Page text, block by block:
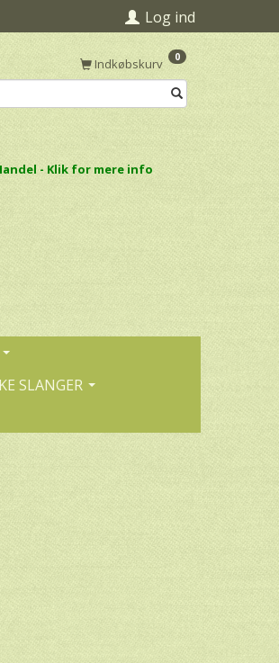
Log ind
Indkøbskurv 0
- Klik for mere info
SLANGER